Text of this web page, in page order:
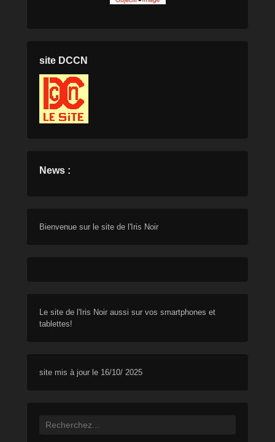
site DCCN
News :
Bienvenue sur le site de l'Iris Noir
Le site de l'Iris Noir aussi sur vos smartphones et
tablettes!
site mis à jour le 16/10/ 2025
Search